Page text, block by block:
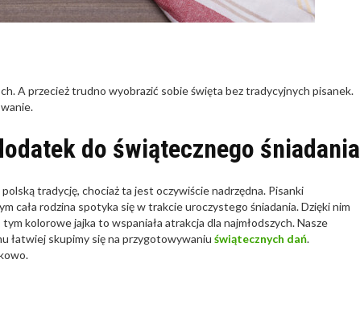
A przecież trudno wyobrazić sobie święta bez tradycyjnych pisanek.
do świątecznego śniadania
tradycję, chociaż ta jest oczywiście nadrzędna. Pisanki
cała rodzina spotyka się w trakcie uroczystego śniadania. Dzięki nim
kolorowe jajka to wspaniała atrakcja dla najmłodszych. Nasze
łatwiej skupimy się na przygotowywaniu świątecznych dań.